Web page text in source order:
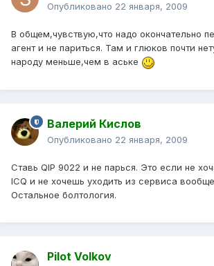
Опубликовано 22 января, 2009
В общем,чувствую,что надо окончательно
агент и не париться. Там и глюков почти
народу меньше,чем в аське
Валерий Кислов
Опубликовано 22 января, 2009
Ставь QIP 9022 и не парься. Это если не
ICQ и не хочешь уходить из сервиса
Остальное болтология.
Pilot Volkov